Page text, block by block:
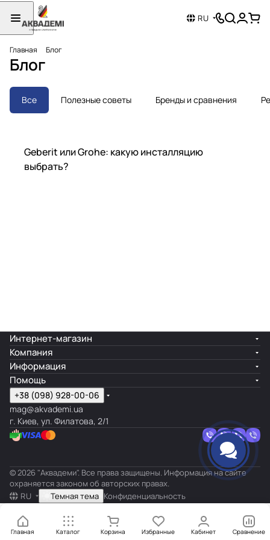
RU
Главная Блог
Блог
Все Полезные советы Бренды и сравнения
Бренды и сравнения
Geberit или Grohe: какую инсталляцию
выбрать?
Главная Каталог Корзина Избранные Кабинет Сравнение
Интернет-магазин
Компания
Информация
Помощь
+38 (098) 928-00-06
mag@akvademi.ua
г. Киев, ул. Филатова, 2/1
© 2026 "Аквадеми". Все права защищены. Информация на сайте
охраняется законом об авторских правах.
RU
Темная тема Конфиденциальность